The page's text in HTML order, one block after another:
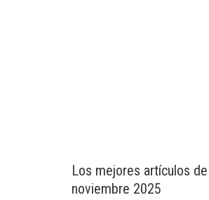
Los mejores artículos
noviembre 2025